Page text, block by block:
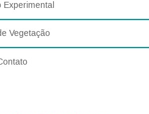
Experimental
Vegetação